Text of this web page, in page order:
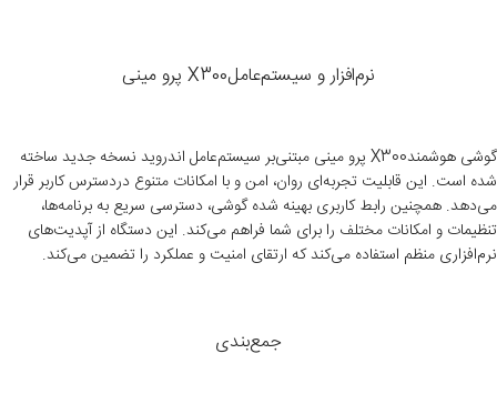
نرم‌افزار و سیستم‌عاملX300 پرو مینی
گوشی هوشمندX300 پرو مینی مبتنی‌بر سیستم‌عامل اندروید نسخه جدید ساخته
شده است. این قابلیت تجربه‌ای روان، امن و با امکانات متنوع دردسترس کاربر قرار
می‌دهد. همچنین رابط کاربری بهینه شده گوشی، دسترسی سریع به برنامه‌ها،
تنظیمات و امکانات مختلف را برای شما فراهم می‌کند. این دستگاه از آپدیت‌های
نرم‌افزاری منظم استفاده می‌کند که ارتقای امنیت و عملکرد را تضمین می‌کند.
جمع‌بندی